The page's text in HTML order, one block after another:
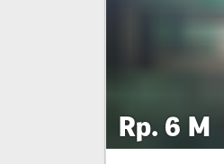
Rp. 6 M